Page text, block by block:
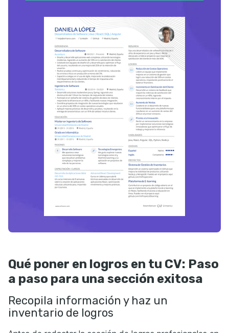
Qué poner en logros en tu CV: Paso
a paso para una sección exitosa
Recopila información y haz un
inventario de logros